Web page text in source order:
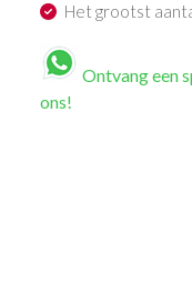
Het grootst
Ontvang een
ons!